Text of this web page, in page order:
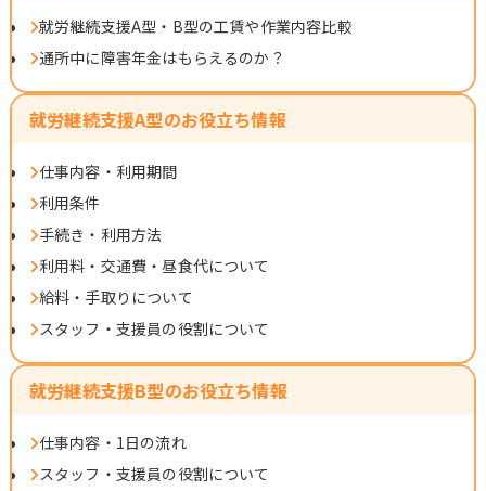
就労継続支援A型・B型の工賃や作業内容比較
通所中に障害年金はもらえるのか？
就労継続支援A型のお役立ち情報
仕事内容・利用期間
利用条件
手続き・利用方法
利用料・交通費・昼食代について
給料・手取りについて
スタッフ・支援員の役割について
就労継続支援B型のお役立ち情報
仕事内容・1日の流れ
スタッフ・支援員の役割について